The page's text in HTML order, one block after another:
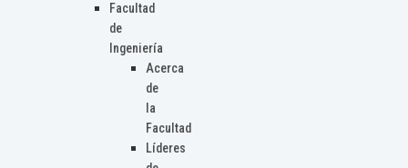
Facultad
de
Ingeniería
Acerca
de
la
Facultad
Líderes